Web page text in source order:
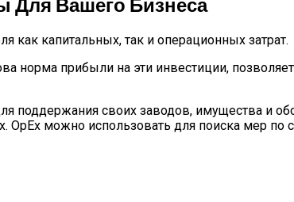
как капитальных, так и операционных затрат.
норма прибыли на эти инвестиции,
поддержания своих заводов, имущества и
OpEx можно использовать для поиска мер